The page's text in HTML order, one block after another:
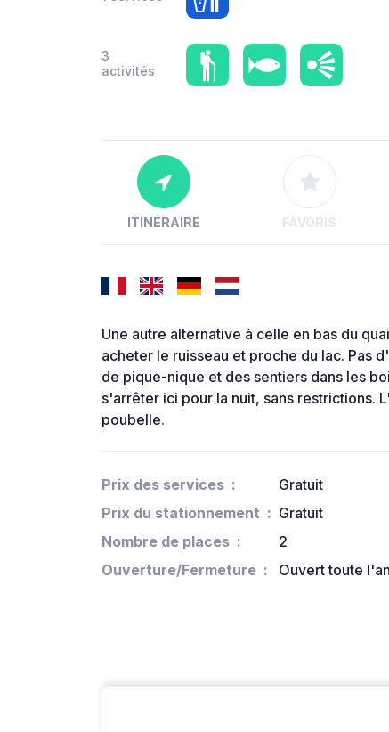
3
activités
ITINÉRAIRE FAVORIS
Une autre alternative à celle en bas du
acheter le ruisseau et proche du lac. Pas
de pique-nique et des sentiers dans les
s'arrêter ici pour la nuit, sans restrictions.
poubelle.
Prix des services
Gratuit
Prix du stationnement
Gratuit
Nombre de places
2
Ouverture/Fermeture
Ouvert toute